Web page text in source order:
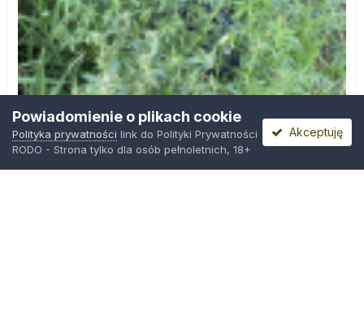
Powiadomienie o plikach cookie
Polityka prywatności link do Polityki Prywatności
RODO - Strona tylko dla osób pełnoletnich, 18+
Akceptuję